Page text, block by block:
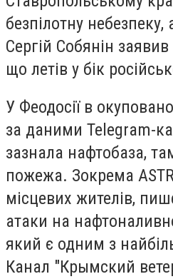
безпілотну
Сергій Собянін
що летів у бік
У Феодосії в
за даними Telegram-
зазнала нафтобаза,
пожежа. Зокрема
місцевих жителів,
атаки на
який є одним з
Канал "Крымский